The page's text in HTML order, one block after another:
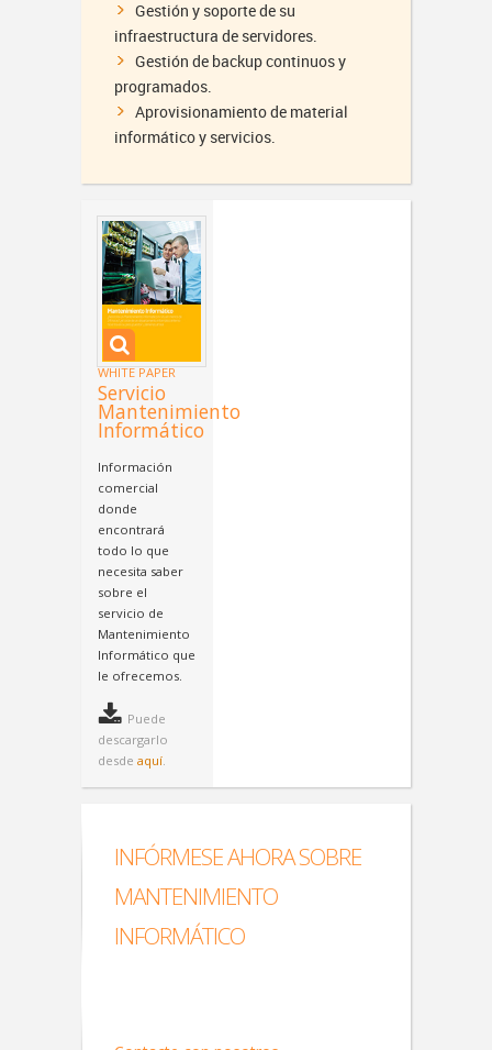
Gestión y soporte de su
infraestructura de servidores.
Gestión de backup continuos y
programados.
Aprovisionamiento de material
informático y servicios.

WHITE PAPER
Servicio
Mantenimiento
Informático
Información
comercial
donde
encontrará
todo lo que
necesita saber
sobre el
servicio de
Mantenimiento
Informático que
le ofrecemos.
 Puede
descargarlo
desde aquí.
INFÓRMESE AHORA SOBRE
MANTENIMIENTO
INFORMÁTICO